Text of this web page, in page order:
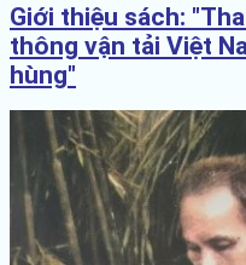
Giới thiệu sách:
thông vận tải Việt
hùng"